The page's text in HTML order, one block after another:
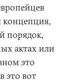
концепция,
порядок,
актах или
это
это вот